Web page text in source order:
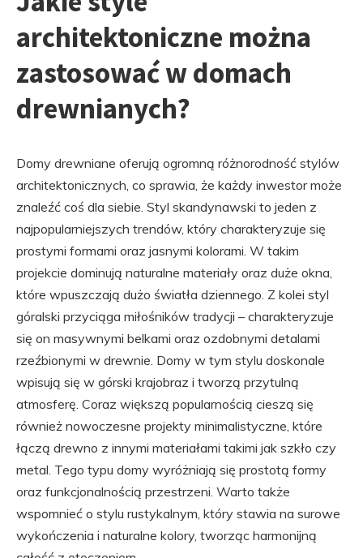
architektoniczne można
zastosować w domach
drewnianych?
Domy drewniane oferują ogromną różnorodność stylów
architektonicznych, co sprawia, że każdy inwestor może
znaleźć coś dla siebie. Styl skandynawski to jeden z
najpopularniejszych trendów, który charakteryzuje się
prostymi formami oraz jasnymi kolorami. W takim
projekcie dominują naturalne materiały oraz duże okna,
które wpuszczają dużo światła dziennego. Z kolei styl
góralski przyciąga miłośników tradycji – charakteryzuje
się on masywnymi belkami oraz ozdobnymi detalami
rzeźbionymi w drewnie. Domy w tym stylu doskonale
wpisują się w górski krajobraz i tworzą przytulną
atmosferę. Coraz większą popularnością cieszą się
również nowoczesne projekty minimalistyczne, które
łączą drewno z innymi materiałami takimi jak szkło czy
metal. Tego typu domy wyróżniają się prostotą formy
oraz funkcjonalnością przestrzeni. Warto także
wspomnieć o stylu rustykalnym, który stawia na surowe
wykończenia i naturalne kolory, tworząc harmonijną